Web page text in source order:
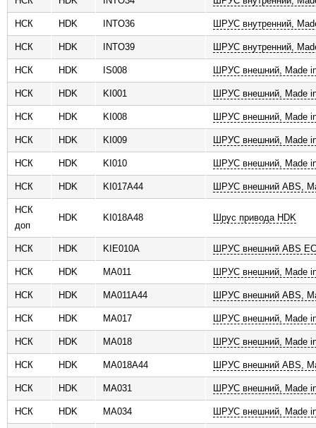
НСК HDK INTO36 ШРУС внутренний,
НСК HDK INTO39 ШРУС внутренний,
НСК HDK IS008 ШРУС внешний, Made
НСК HDK KI001 ШРУС внешний, Made
НСК HDK KI008 ШРУС внешний, Made
НСК HDK KI009 ШРУС внешний, Made
НСК HDK KI010 ШРУС внешний, Made
НСК HDK KI017A44 ШРУС внешний ABS,
НСК
доп
HDK KI018A48 Шрус привода HDK
НСК HDK KIE010A ШРУС внешний ABS
НСК HDK MA011 ШРУС внешний, Made
НСК HDK MA011A44 ШРУС внешний ABS,
НСК HDK MA017 ШРУС внешний, Made
НСК HDK MA018 ШРУС внешний, Made
НСК HDK MA018A44 ШРУС внешний ABS,
НСК HDK MA031 ШРУС внешний, Made
НСК HDK MA034 ШРУС внешний, Made